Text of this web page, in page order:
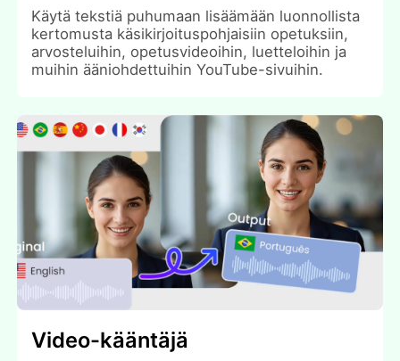
Käytä tekstiä puhumaan lisäämään luonnollista
kertomusta käsikirjoituspohjaisiin opetuksiin,
arvosteluihin, opetusvideoihin, luetteloihin ja
muihin ääniohdettuihin YouTube-sivuihin.
Video-kääntäjä